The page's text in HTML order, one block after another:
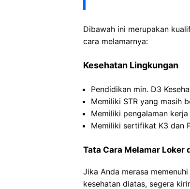
Dibawah ini merupakan
cara melamarnya:
Kesehatan Lingkungan
Pendidikan min. D3
Memiliki STR yang masih
Memiliki pengalaman
Memiliki sertifikat K3 dan
Tata Cara Melamar Loker
Jika Anda merasa
kesehatan diatas, segera